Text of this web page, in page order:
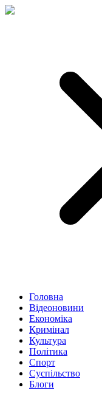
Головна
Відеоновини
Економіка
Кримінал
Культура
Політика
Спорт
Суспільство
Блоги